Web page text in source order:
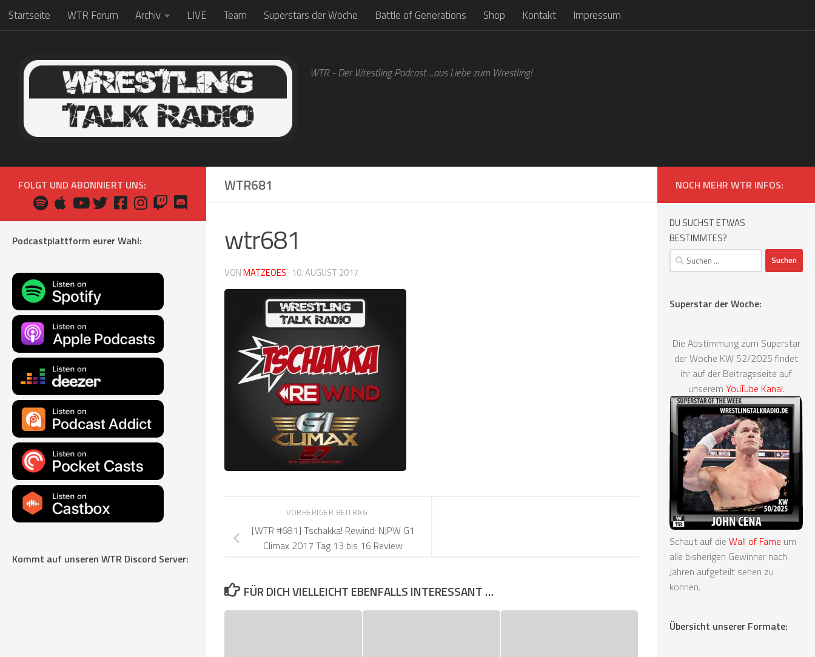
Zum Inhalt springen
Startseite WTR Forum Archiv LIVE Team Superstars der Woche Battle of Generations Shop Kontakt Impressum
WTR - Der Wrestling Podcast ...aus Liebe zum Wrestling!
WTR681
wtr681
VONMATZEOES · 10. AUGUST 2017
VORHERIGER BEITRAG
[WTR #681] Tschakka! Rewind: NJPW G1
Climax 2017 Tag 13 bis 16 Review
FÜR DICH VIELLEICHT EBENFALLS INTERESSANT …
FOLGT UND ABONNIERT UNS:
Podcastplattform eurer Wahl:
Kommt auf unseren WTR Discord Server:
NOCH MEHR WTR INFOS:
DU SUCHST ETWAS
BESTIMMTES?
Suchen
nach:
Superstar der Woche:
Die Abstimmung zum Superstar
der Woche KW 52/2025 findet
ihr auf der Beitragsseite auf
unserem YouTube Kanal.
Schaut auf die Wall of Fame um
alle bisherigen Gewinner nach
Jahren aufgeteilt sehen zu
können.
Übersicht unserer Formate: